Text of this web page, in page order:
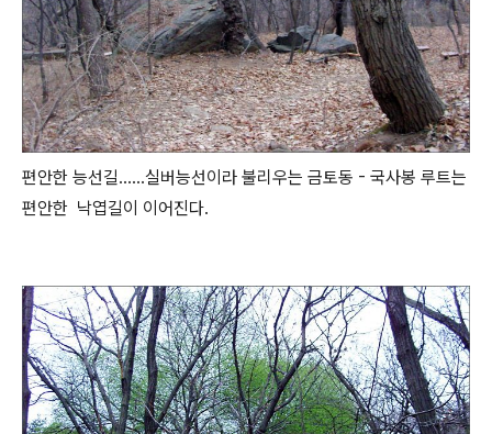
편안한 능선길......실버능선이라 불리우는 금토동 - 국사봉 루트는
편안한 낙엽길이 이어진다.